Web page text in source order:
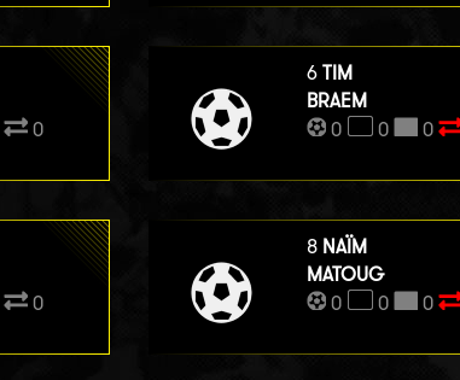
0
6 TIM
BRAEM
0
0 0
0
8 NAÏM
MATOUG
0
0 0